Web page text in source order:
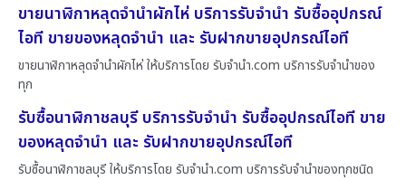
ขายนาฬิกาหลุดจำนำผักไห่ บริการรับจำนำ รับซื้ออุปกรณ์
ไอที ขายของหลุดจำนำ และ รับฝากขายอุปกรณ์ไอที
ขายนาฬิกาหลุดจำนำผักไห่ ให้บริการโดย รับจํานํา.com บริการรับจำนำของ
ทุก
รับซื้อนาฬิกาชลบุรี บริการรับจำนำ รับซื้ออุปกรณ์ไอที ขาย
ของหลุดจำนำ และ รับฝากขายอุปกรณ์ไอที
รับซื้อนาฬิกาชลบุรี ให้บริการโดย รับจํานํา.com บริการรับจำนำของทุกชนิด